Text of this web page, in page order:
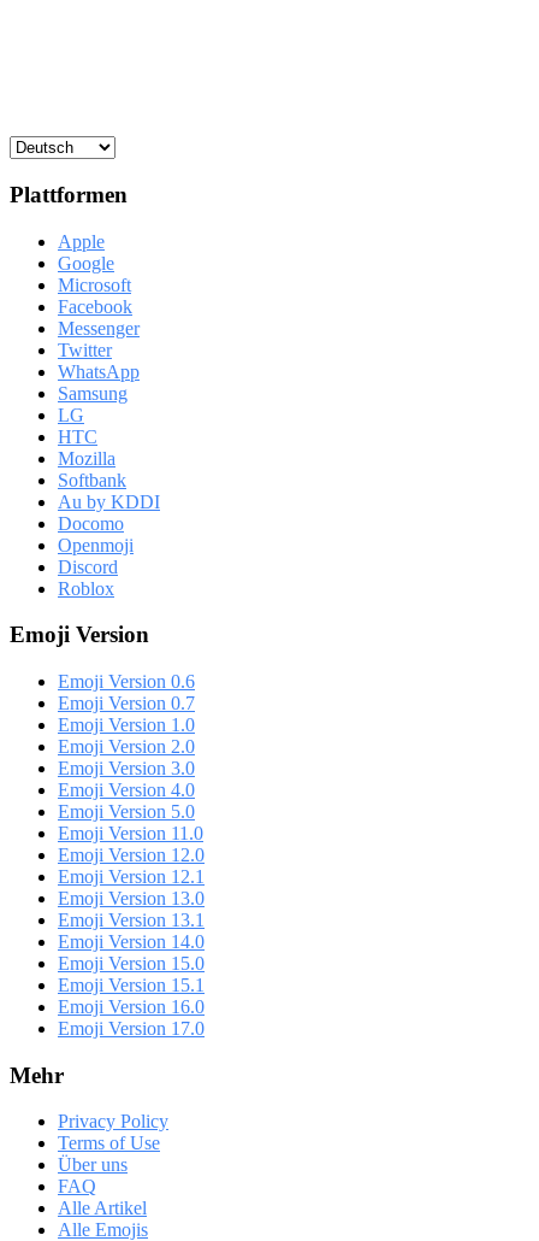
Plattformen
Apple
Google
Microsoft
Facebook
Messenger
Twitter
WhatsApp
Samsung
LG
HTC
Mozilla
Softbank
Au by KDDI
Docomo
Openmoji
Discord
Roblox
Emoji Version
Emoji Version 0.6
Emoji Version 0.7
Emoji Version 1.0
Emoji Version 2.0
Emoji Version 3.0
Emoji Version 4.0
Emoji Version 5.0
Emoji Version 11.0
Emoji Version 12.0
Emoji Version 12.1
Emoji Version 13.0
Emoji Version 13.1
Emoji Version 14.0
Emoji Version 15.0
Emoji Version 15.1
Emoji Version 16.0
Emoji Version 17.0
Mehr
Privacy Policy
Terms of Use
Über uns
FAQ
Alle Artikel
Alle Emojis